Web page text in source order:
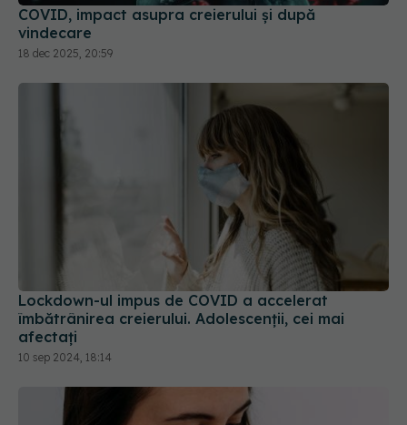
COVID, impact asupra creierului și după
vindecare
18 dec 2025, 20:59
Lockdown-ul impus de COVID a accelerat
îmbătrânirea creierului. Adolescenții, cei mai
afectați
10 sep 2024, 18:14